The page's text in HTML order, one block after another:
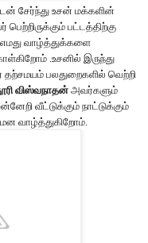
சேர்ந்து உசன் மக்களின்
பட்டத்திற்கு
வாழ்த்துக்களை
.உசனில் இருந்து
பலதுறைகளில் வெற்றி
விஸ்வநாதன் அவர்களும்
வீட்டுக்கும் நாட்டுக்கும்
வாழ்த்துகிறோம்.